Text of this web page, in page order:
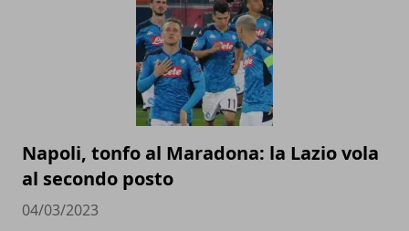
Napoli, tonfo al Maradona: la Lazio vola
al secondo posto
04/03/2023